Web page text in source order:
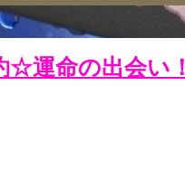
☆運命の出会い！